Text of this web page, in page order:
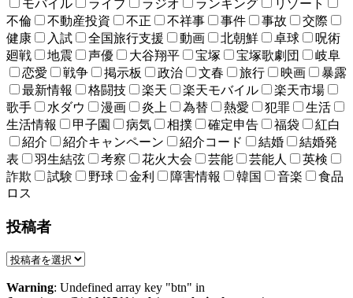
モバイル
ライブ ラジオ ランキング
リゾート
不倫
不動産投資 不正 不祥事 事件 事故
交際
健康
入試 全国旅行支援 動画 北朝鮮 卓球
呪術
廻戦
地震 声優 大谷翔平 宝塚 宝塚歌劇団
岐阜
恋愛
戦争 掲示板 政治 文春 旅行 映画
暴露
最新情報
格闘技 楽天 楽天モバイル
楽天市場
歌手
水ダウ 漫画 炎上 為替 熱愛 犯罪
生活
生活情報
甲子園 病気 相撲 確定申告 福袋
紅白
紹介
紹介キャンペーン 紹介コード 結婚
結婚発
表
羽生結弦 考察 花火大会 芸能 芸能人
英検
詐欺
試験 野球 金利 障害情報 韓国 音楽
食品
ロス
投稿者
Warning: Undefined array key "btn" in